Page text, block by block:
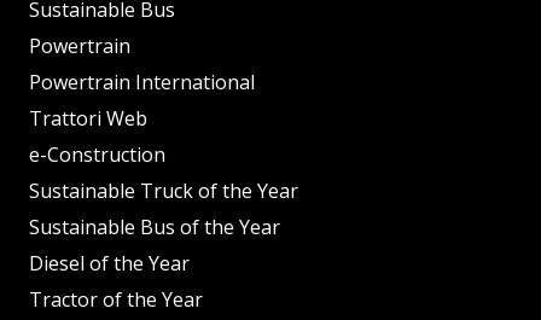
Sustainable Bus
Powertrain
Powertrain International
Trattori Web
e-Construction
Sustainable Truck of the Year
Sustainable Bus of the Year
Diesel of the Year
Tractor of the Year